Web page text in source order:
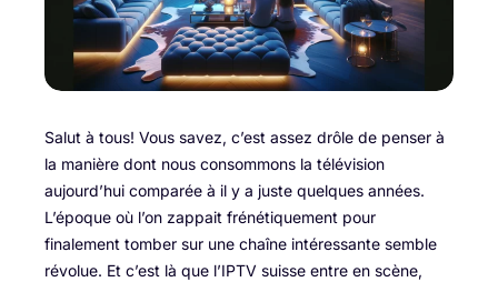
Salut à tous! Vous savez, c’est assez drôle de penser à
la manière dont nous consommons la télévision
aujourd’hui comparée à il y a juste quelques années.
L’époque où l’on zappait frénétiquement pour
finalement tomber sur une chaîne intéressante semble
révolue. Et c’est là que l’IPTV suisse entre en scène,